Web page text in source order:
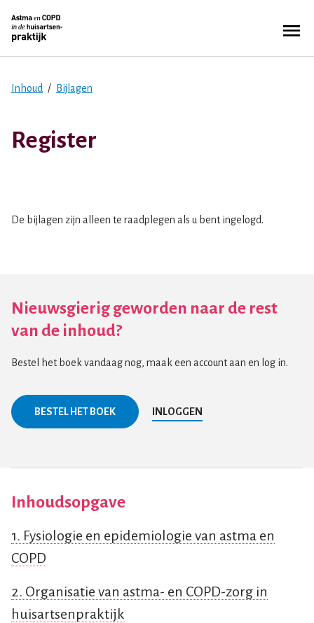
inhoud
Menu
Inhoud Bijlagen
Register
De bijlagen zijn alleen te raadplegen als u bent ingelogd.
Nieuwsgierig geworden naar de rest
van de inhoud?
Bestel het boek vandaag nog, maak een account aan en log in.
BESTEL HET BOEK INLOGGEN
Inhoudsopgave
1. Fysiologie en epidemiologie van astma en
COPD
2. Organisatie van astma- en COPD-zorg in
huisartsenpraktijk